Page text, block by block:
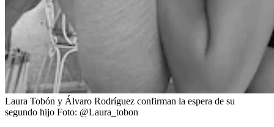
Laura Tobón y Álvaro Rodríguez confirman la espera de su
segundo hijo Foto: @Laura_tobon